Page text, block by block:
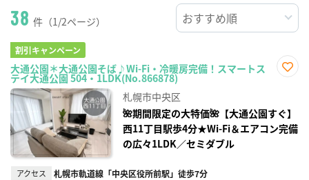
38 件（1/2ページ）
割引キャンペーン
大通公園＊大通公園そば♪Wi-Fi・冷暖房完備！スマートス
テイ大通公園 504・1LDK(No.866878)
録
札幌市中央区
🌺期間限定の大特価🌺【大通公園すぐ】
西11丁目駅歩4分★Wi-Fi＆エアコン完備
の広々1LDK／セミダブル
アクセス 札幌市軌道線「中央区役所前駅」徒歩7分